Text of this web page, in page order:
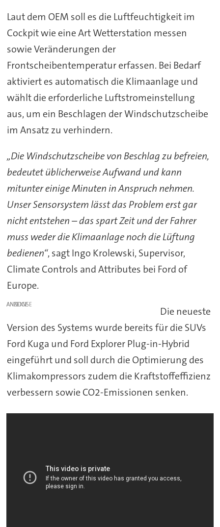
Laut dem OEM soll es die Luftfeuchtigkeit im
Cockpit wie eine Art Wetterstation messen
sowie Veränderungen der
Frontscheibentemperatur erfassen. Bei Bedarf
aktiviert es automatisch die Klimaanlage und
wählt die erforderliche Luftstromeinstellung
aus, um ein Beschlagen der Windschutzscheibe
im Ansatz zu verhindern.
„Die Windschutzscheibe von Beschlag zu befreien,
bedeutet üblicherweise Aufwand und kann
mitunter einige Minuten in Anspruch nehmen.
Unser Sensorsystem lässt das Problem erst gar
nicht entstehen – das spart Zeit und der Fahrer
muss weder die Klimaanlage noch die Lüftung
bedienen“, sagt Ingo Krolewski, Supervisor,
Climate Controls and Attributes bei Ford of
Europe.
ANZEIGE
Die neueste
Version des Systems wurde bereits für die SUVs
Ford Kuga und Ford Explorer Plug-in-Hybrid
eingeführt und soll durch die Optimierung des
Klimakompressors zudem die Kraftstoffeffizienz
verbessern sowie CO2-Emissionen senken.